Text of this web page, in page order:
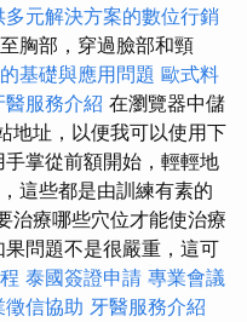
多元解決方案的數位行銷
胸部，穿過臉部和頸
基礎與應用問題 歐式料
醫服務介紹 在瀏覽器中儲
地址，以便我可以使用下
手掌從前額開始，輕輕地
這些都是由訓練有素的
治療哪些穴位才能使治療
果問題不是很嚴重，這可
泰國簽證申請 專業會議
信協助 牙醫服務介紹